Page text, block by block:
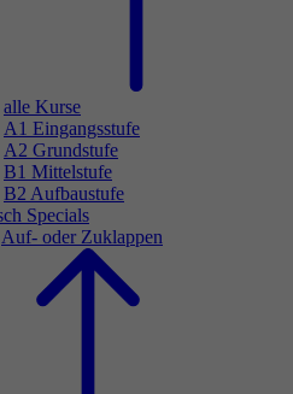
alle Kurse
A1 Eingangsstufe
A2 Grundstufe
B1 Mittelstufe
B2 Aufbaustufe
Specials
Auf- oder Zuklappen